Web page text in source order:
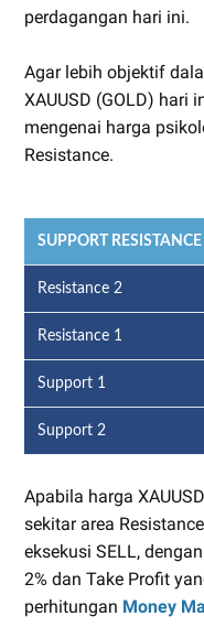
perdagangan hari ini.
Agar lebih objektif
XAUUSD (GOLD) hari
mengenai harga
Resistance.
SUPPORT RESISTANCE
Resistance 2
Resistance 1
Support 1
Support 2
Apabila harga
sekitar area
eksekusi SELL,
2% dan Take Profit
perhitungan Money